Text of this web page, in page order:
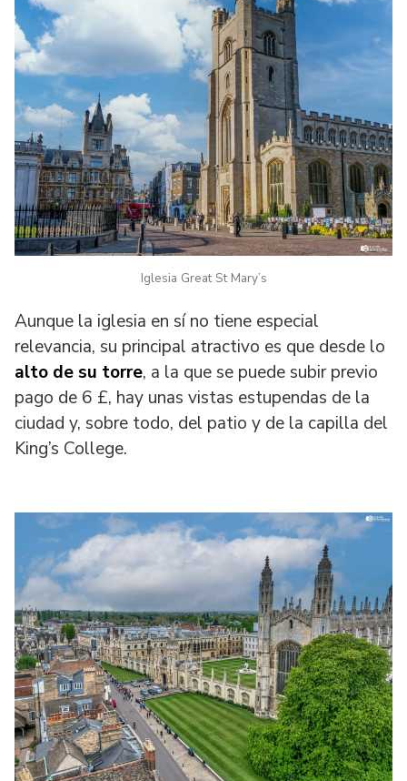
Iglesia Great St Mary’s
Aunque la iglesia en sí no tiene especial
relevancia, su principal atractivo es que desde lo
alto de su torre, a la que se puede subir previo
pago de 6 £, hay unas vistas estupendas de la
ciudad y, sobre todo, del patio y de la capilla del
King’s College.